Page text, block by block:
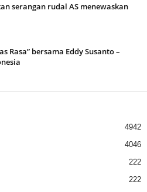
serangan rudal AS menewaskan
Rasa” bersama Eddy Susanto –
4942
4046
222
222